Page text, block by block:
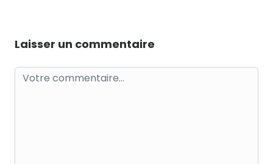
Laisser un commentaire